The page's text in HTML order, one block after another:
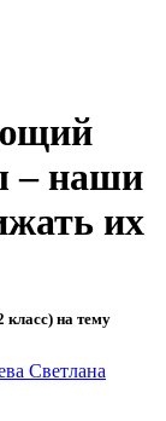
– наши
их
на тему
Светлана